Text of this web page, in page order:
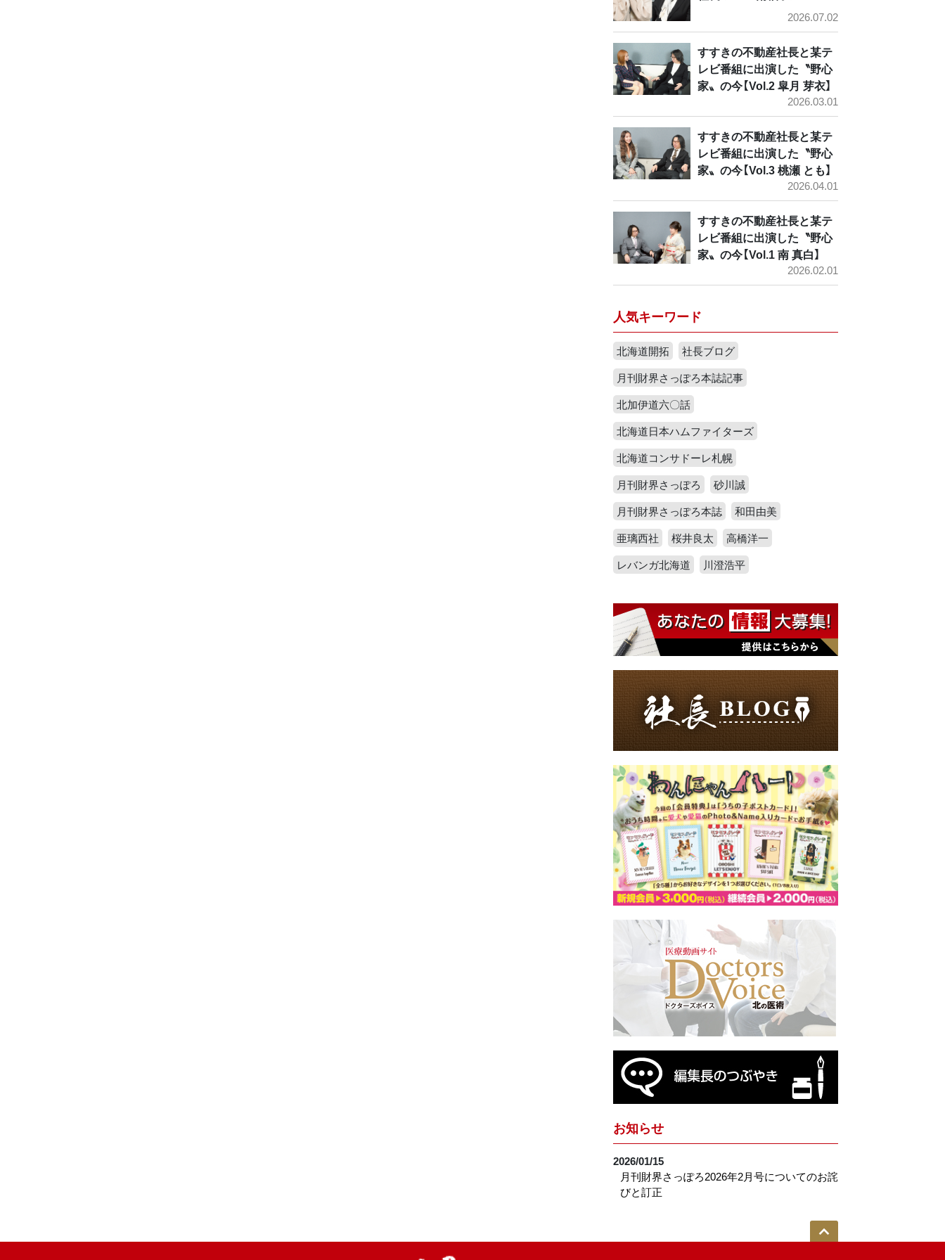
2026.07.02
すすきの不動産社長と某テ
レビ番組に出演した〝野心
家〟の今【Vol.2 皐月 芽衣】
2026.03.01
すすきの不動産社長と某テ
レビ番組に出演した〝野心
家〟の今【Vol.3 桃瀬 とも】
2026.04.01
すすきの不動産社長と某テ
レビ番組に出演した〝野心
家〟の今【Vol.1 南 真白】
2026.02.01
人気キーワード
北海道開拓
社長ブログ
月刊財界さっぽろ本誌記事
北加伊道六〇話
北海道日本ハムファイターズ
北海道コンサドーレ札幌
月刊財界さっぽろ
砂川誠
月刊財界さっぽろ本誌
和田由美
亜璃西社
桜井良太
高橋洋一
レバンガ北海道
川澄浩平
お知らせ
2026/01/15
月刊財界さっぽろ2026年2月号についてのお詫
びと訂正